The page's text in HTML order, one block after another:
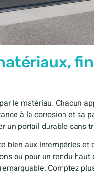
le matériau. Chacun
à la corrosion et sa
un portail durable sans
bien aux intempéries
ou pour un rendu
Comptez